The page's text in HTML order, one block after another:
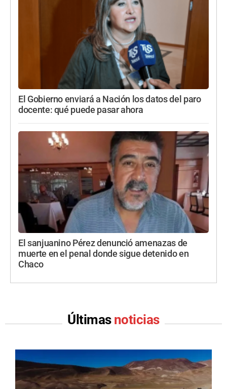
El Gobierno enviará a Nación los datos del paro
docente: qué puede pasar ahora
El sanjuanino Pérez denunció amenazas de
muerte en el penal donde sigue detenido en
Chaco
Últimas noticias